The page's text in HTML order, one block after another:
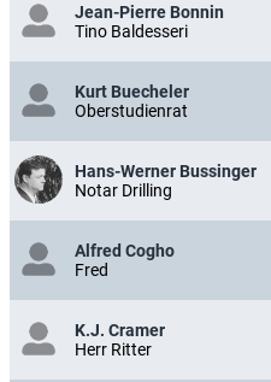
Jean-Pierre Bonnin
Tino Baldesseri
Kurt Buecheler
Oberstudienrat
Hans-Werner Bussinger
Notar Drilling
Alfred Cogho
Fred
K.J. Cramer
Herr Ritter